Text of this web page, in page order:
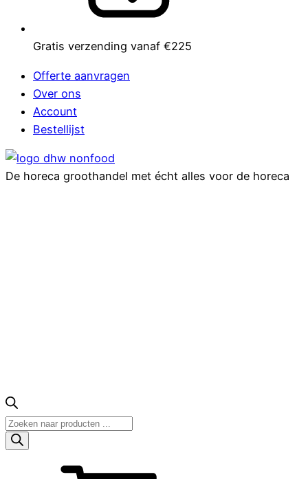
Gratis verzending vanaf €225
Offerte aanvragen
Over ons
Account
Bestellijst
De horeca groothandel met écht alles voor de horeca
Producten
zoeken